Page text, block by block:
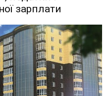
зарплати